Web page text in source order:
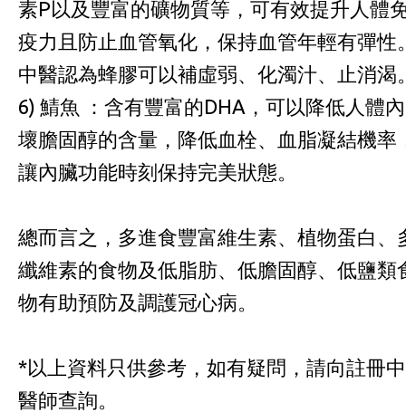
素P以及豐富的礦物質等，可有效提升人體
疫力且防止血管氧化，保持血管年輕有彈性
中醫認為蜂膠可以補虛弱、化濁汁、止消渴
6) 鯖魚 ：含有豐富的DHA，可以降低人體內
壞膽固醇的含量，降低血栓、血脂凝結機率
讓內臟功能時刻保持完美狀態。
總而言之，多進食豐富維生素、植物蛋白、
纖維素的食物及低脂肪、低膽固醇、低鹽類
物有助預防及調護冠心病。
*以上資料只供參考，如有疑問，請向註冊中
醫師查詢。